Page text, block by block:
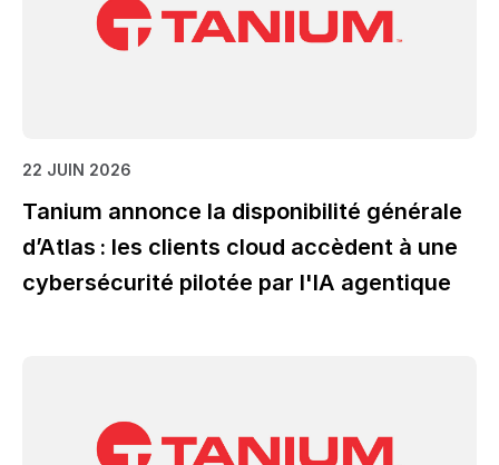
22 JUIN 2026
Tanium annonce la disponibilité générale
d’Atlas : les clients cloud accèdent à une
cybersécurité pilotée par l'IA agentique